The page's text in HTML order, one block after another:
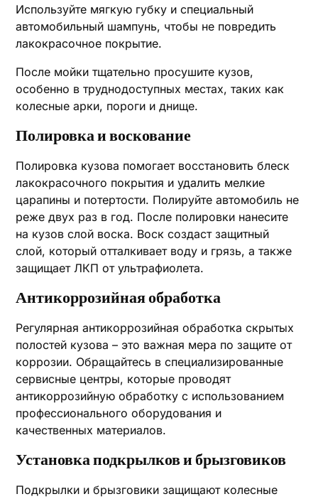
Используйте мягкую губку и специальный
автомобильный шампунь, чтобы не повредить
лакокрасочное покрытие.
После мойки тщательно просушите кузов,
особенно в труднодоступных местах, таких как
колесные арки, пороги и днище.
Полировка и воскование
Полировка кузова помогает восстановить блеск
лакокрасочного покрытия и удалить мелкие
царапины и потертости. Полируйте автомобиль не
реже двух раз в год. После полировки нанесите
на кузов слой воска. Воск создаст защитный
слой, который отталкивает воду и грязь, а также
защищает ЛКП от ультрафиолета.
Антикоррозийная обработка
Регулярная антикоррозийная обработка скрытых
полостей кузова – это важная мера по защите от
коррозии. Обращайтесь в специализированные
сервисные центры, которые проводят
антикоррозийную обработку с использованием
профессионального оборудования и
качественных материалов.
Установка подкрылков и брызговиков
Подкрылки и брызговики защищают колесные